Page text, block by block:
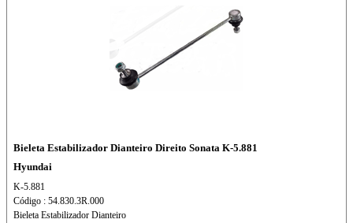
Bieleta Estabilizador Dianteiro Direito Sonata K-5.881
Hyundai
K-5.881
Código : 54.830.3R.000
Bieleta Estabilizador Dianteiro